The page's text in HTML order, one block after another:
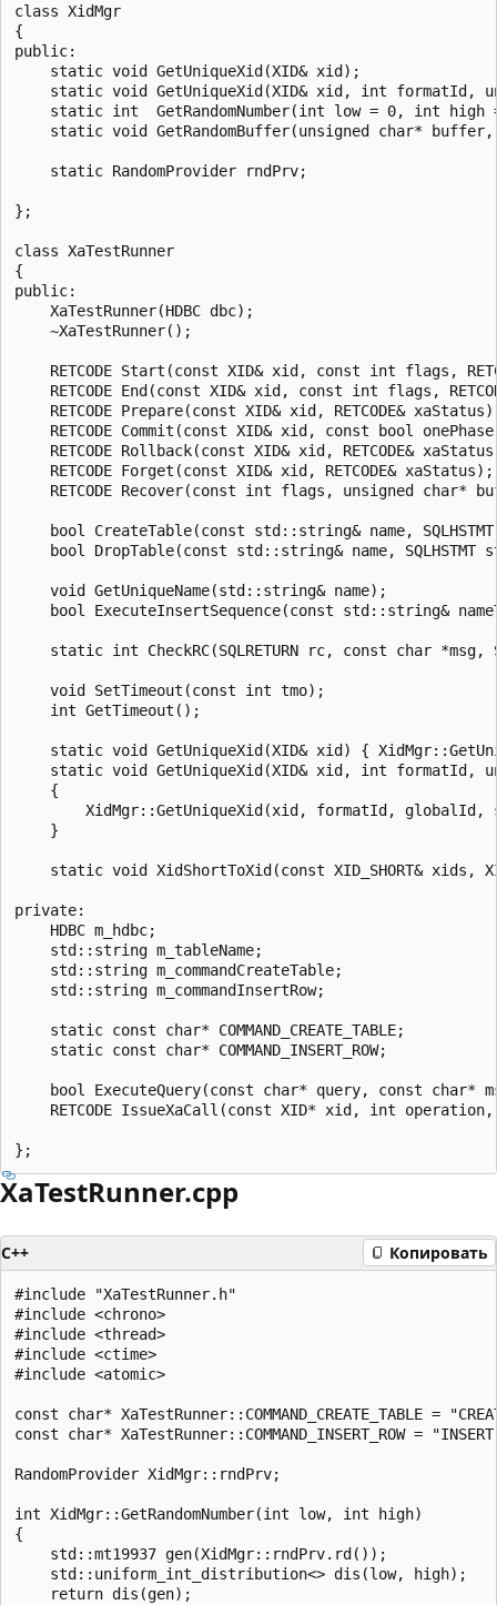
class XidMgr
{
public:
    static void GetUniqueXid(XID& xid);
static void GetUniqueXid(XID& xid, int formatId,
static int  GetRandomNumber(int low = 0, int high
static void GetRandomBuffer(unsigned char*
    static RandomProvider rndPrv;
};
class XaTestRunner
{
public:
    XaTestRunner(HDBC dbc);
    ~XaTestRunner();
RETCODE Start(const XID& xid, const int flags,
RETCODE End(const XID& xid, const int flags,
RETCODE Prepare(const XID& xid, RETCODE&
RETCODE Commit(const XID& xid, const bool
RETCODE Rollback(const XID& xid, RETCODE&
    RETCODE Forget(const XID& xid, RETCODE& xaStatus);
RETCODE Recover(const int flags, unsigned char*
bool CreateTable(const std::string& name,
bool DropTable(const std::string& name, SQLHSTMT
    void GetUniqueName(std::string& name);
bool ExecuteInsertSequence(const std::string&
static int CheckRC(SQLRETURN rc, const char *msg,
    void SetTimeout(const int tmo);
    int GetTimeout();
static void GetUniqueXid(XID& xid) {
static void GetUniqueXid(XID& xid, int formatId,
    {
XidMgr::GetUniqueXid(xid, formatId, globalId,
    }
static void XidShortToXid(const XID_SHORT& xids,
private:
    HDBC m_hdbc;
    std::string m_tableName;
    std::string m_commandCreateTable;
    std::string m_commandInsertRow;
    static const char* COMMAND_CREATE_TABLE;
    static const char* COMMAND_INSERT_ROW;
bool ExecuteQuery(const char* query, const char*
RETCODE IssueXaCall(const XID* xid, int
XaTestRunner.cpp
C++ Копировать
#include "XaTestRunner.h"
#include <chrono>
#include <thread>
#include <ctime>
#include <atomic>
const char* XaTestRunner::COMMAND_CREATE_TABLE =
const char* XaTestRunner::COMMAND_INSERT_ROW =
RandomProvider XidMgr::rndPrv;
int XidMgr::GetRandomNumber(int low, int high)
{
    std::mt19937 gen(XidMgr::rndPrv.rd());
    std::uniform_int_distribution<> dis(low, high);
    return dis(gen);